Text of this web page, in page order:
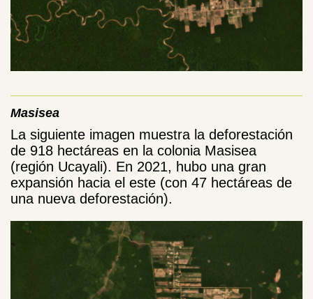
Masisea
La siguiente imagen muestra la deforestación
de 918 hectáreas en la colonia Masisea
(región Ucayali). En 2021, hubo una gran
expansión hacia el este (con 47 hectáreas de
una nueva deforestación).